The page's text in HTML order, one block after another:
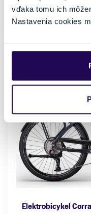
vďaka tomu ich
Nastavenia cookies
Externý sklad: 2
Elektrobicykel